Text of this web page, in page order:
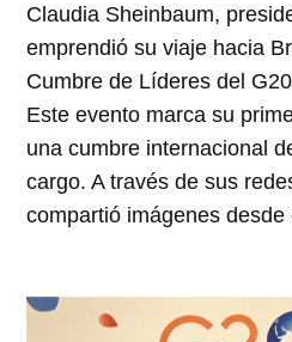
Claudia Sheinbaum,
emprendió su viaje hacia
Cumbre de Líderes del
Este evento marca su
una cumbre internacional
cargo. A través de sus
compartió imágenes